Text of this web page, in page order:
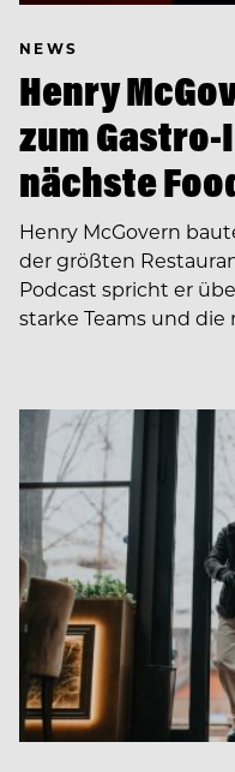
NEWS
Henry
zum
nächste
Henry McGovern
der größten
Podcast spricht er
starke Teams und